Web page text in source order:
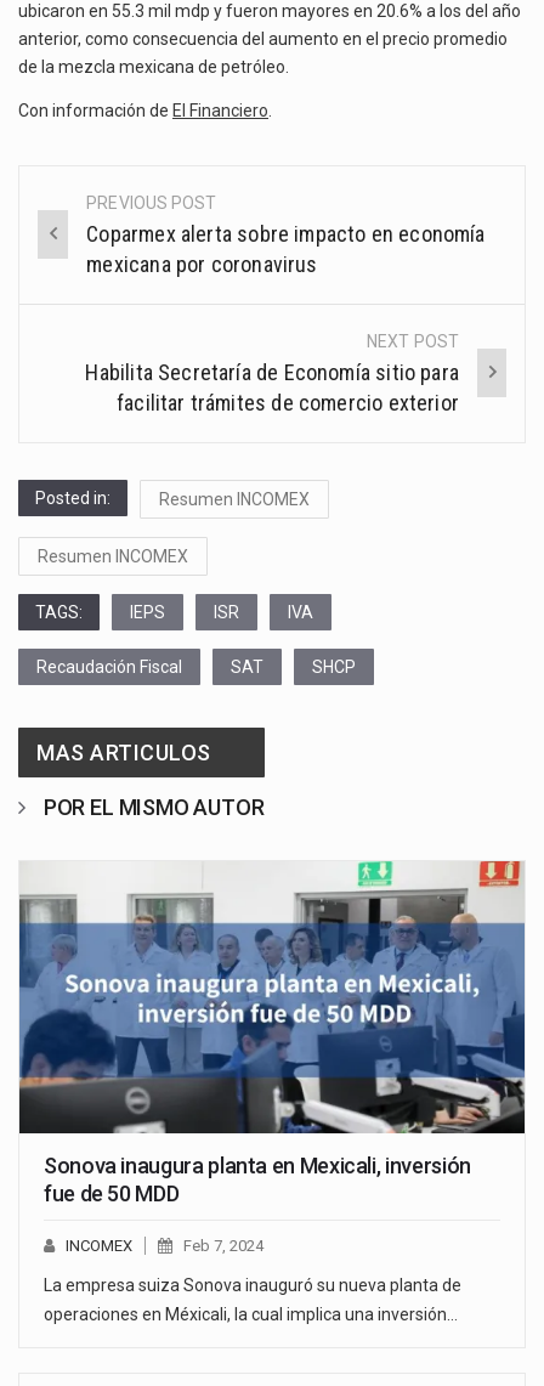
ubicaron en 55.3 mil mdp y fueron mayores en 20.6% a los del año
anterior, como consecuencia del aumento en el precio promedio
de la mezcla mexicana de petróleo.
Con información de El Financiero
Post
navigation
PREVIOUS POST
Coparmex alerta sobre impacto en economía
mexicana por coronavirus
NEXT POST
Habilita Secretaría de Economía sitio para
facilitar trámites de comercio exterior
Posted in: Resumen INCOMEX
Resumen INCOMEX
TAGS: IEPS ISR IVA
Recaudación Fiscal SAT SHCP
MAS ARTICULOS
POR EL MISMO AUTOR
Sonova inaugura planta en Mexicali, inversión
fue de 50 MDD
INCOMEX Feb 7, 2024
La empresa suiza Sonova inauguró su nueva planta de
operaciones en Méxicali, la cual implica una inversión…